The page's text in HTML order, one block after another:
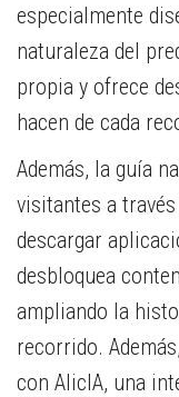
especialmente
naturaleza del
propia y ofrece
hacen de cada
Además, la guía
visitantes a través
descargar
desbloquea
ampliando la
recorrido.
con AlicIA, una